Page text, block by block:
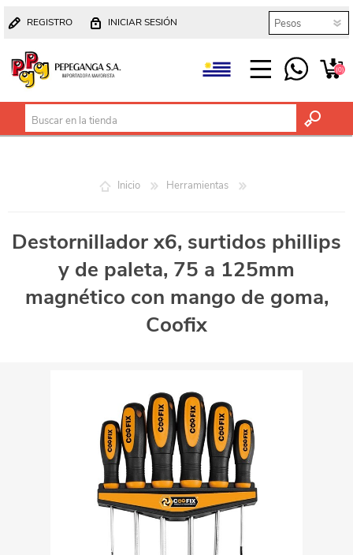
REGISTRO INICIAR SESIÓN
(0)
Inicio Herramientas
Destornillador x6, surtidos phillips
y de paleta, 75 a 125mm
magnético con mango de goma,
Coofix